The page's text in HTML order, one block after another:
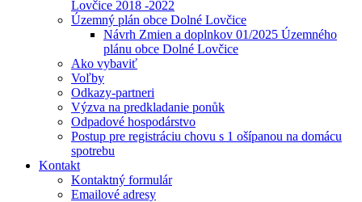
Lovčice 2018 -2022
Územný plán obce Dolné Lovčice
Návrh Zmien a doplnkov 01/2025 Územného
plánu obce Dolné Lovčice
Ako vybaviť
Voľby
Odkazy-partneri
Výzva na predkladanie ponůk
Odpadové hospodárstvo
Postup pre registráciu chovu s 1 ošípanou na domácu
spotrebu
Kontakt
Kontaktný formulár
Emailové adresy